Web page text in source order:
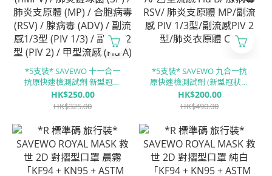
*5支裝* SAVEWO 十一合一
抗原快速檢測試劑 新型冠狀
病毒 (COVID-19) / 鼻病毒
(RhV) / 人類偏肺病毒 (hMPV)
體 (MP) / 合胞病毒 (RSV) / 腺
病毒 (ADV) / 副流感1/3型
(PIV 1/3) / 副流感2型 (PIV 2) /
甲型流感 (Flu A) / ⼄型流感
(Flu B)
HK$250.00
HK$325.00
*5支裝* SAVEWO 九合一抗
原快速檢測試劑 (新型冠狀病
毒 Covid-19 / 呼吸道合胞病
毒 RSV / 甲型流感 Flu A/ ⼄型
支原體 MP/副流感 PIV 1/3型/
副流感PIV 2型/肺炎衣原體
CP)
HK$200.00
HK$490.00